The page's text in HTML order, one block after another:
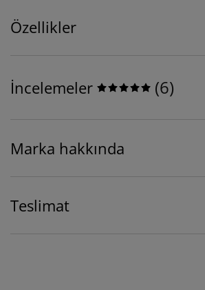
Özellikler
İncelemeler (6)
Marka hakkında
Teslimat